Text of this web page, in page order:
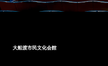
大船渡市民文化会館